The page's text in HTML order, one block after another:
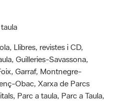
Llibres, revistes i CD,
Guilleries-Savassona,
Garraf, Montnegre-
Obac, Xarxa de Parcs
Parc a taula, Parc a Taula,